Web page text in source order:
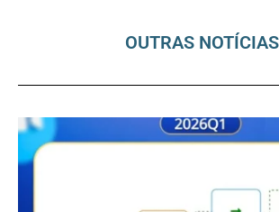
OUTRAS NOTÍCIAS